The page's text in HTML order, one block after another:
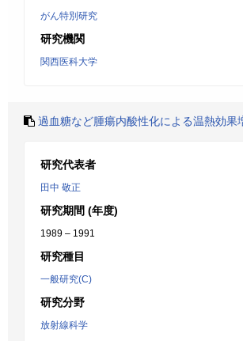
がん特別研究
研究機関
関西医科大学
過血糖など腫瘍内酸性化による温熱効果
研究代表者
田中 敬正
研究期間 (年度)
1989 – 1991
研究種目
一般研究(C)
研究分野
放射線科学